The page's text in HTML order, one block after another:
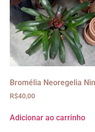
Bromélia Neoregelia
R$40,00
Adicionar ao carrinho